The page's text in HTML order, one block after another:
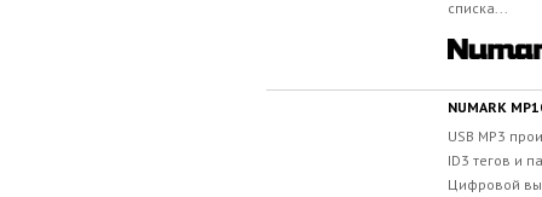
списка...
NUMARK
USB MP3
ID3 тегов и
Цифровой